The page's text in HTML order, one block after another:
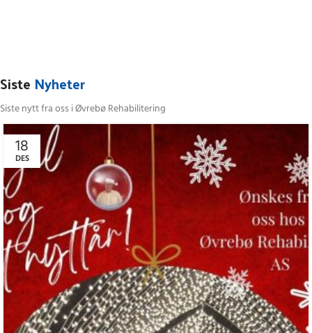
Siste Nyheter
Siste nytt fra oss i Øvrebø Rehabilitering
18
DES